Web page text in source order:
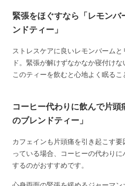
緊張をほぐすなら「レモンバ
ンドティー」
ストレスケアに良いレモンバーム
ド。緊張が解けずなかなか寝付け
このティーを飲むと心地よく眠るこ
コーヒー代わりに飲んで片頭
のブレンドティー」
カフェインも片頭痛を引き起こす
っている場合、コーヒーの代わり
するのがおすすめです。